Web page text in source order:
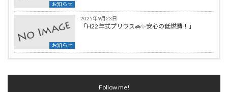
お知らせ
お知らせ
2025年9月23日
「H22年式プリウス🚗✨安心の低燃費！」
Follow me!